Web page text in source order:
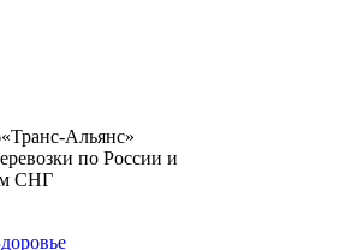
Альянс»
по России и
СНГ